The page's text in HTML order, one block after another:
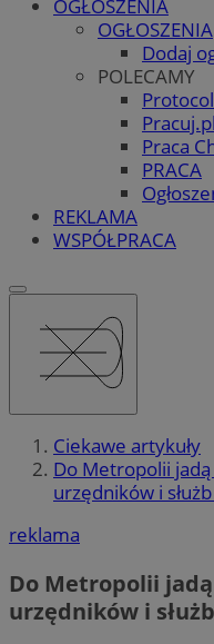
OGŁOSZENIA
OGŁOSZENIA
Dodaj
POLECAMY
Praca
PRACA
REKLAMA
WSPÓŁPRACA
Ciekawe artykuły
Do Metropolii
urzędników i
reklama
Do Metropolii
urzędników i